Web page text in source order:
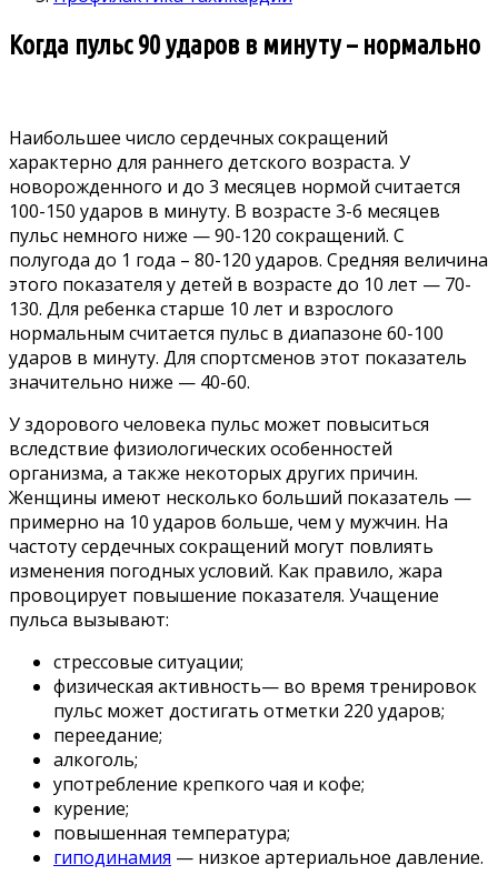
Когда пульс 90 ударов в минуту – нормально
Наибольшее число сердечных сокращений
характерно для раннего детского возраста. У
новорожденного и до 3 месяцев нормой считается
100-150 ударов в минуту. В возрасте 3-6 месяцев
пульс немного ниже — 90-120 сокращений. С
полугода до 1 года – 80-120 ударов. Средняя величина
этого показателя у детей в возрасте до 10 лет — 70-
130. Для ребенка старше 10 лет и взрослого
нормальным считается пульс в диапазоне 60-100
ударов в минуту. Для спортсменов этот показатель
значительно ниже — 40-60.
У здорового человека пульс может повыситься
вследствие физиологических особенностей
организма, а также некоторых других причин.
Женщины имеют несколько больший показатель —
примерно на 10 ударов больше, чем у мужчин. На
частоту сердечных сокращений могут повлиять
изменения погодных условий. Как правило, жара
провоцирует повышение показателя. Учащение
пульса вызывают:
стрессовые ситуации;
физическая активность— во время тренировок
пульс может достигать отметки 220 ударов;
переедание;
алкоголь;
употребление крепкого чая и кофе;
курение;
повышенная температура;
гиподинамия — низкое артериальное давление.